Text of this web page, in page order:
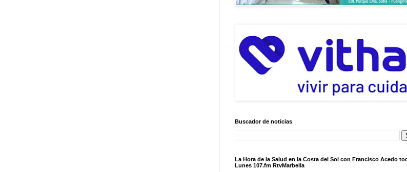
Buscador de noticias
La Hora de la Salud en la Costa del Sol con Francisco Acedo
Lunes 107.fm RtvMarbella